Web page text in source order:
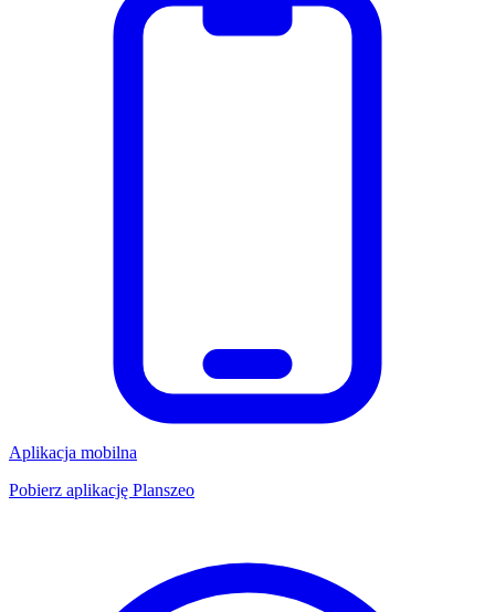
Aplikacja mobilna
Pobierz aplikację Planszeo